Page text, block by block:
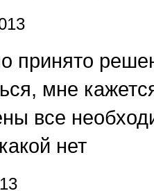
принято
мне
все
нет